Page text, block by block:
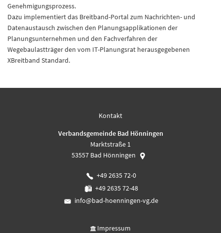
Genehmigungsprozess.
Dazu implementiert das Breitband-Portal zum Nachrichten- und
Datenaustausch zwischen den Planungsapplikationen der
Planungsunternehmen und den Fachverfahren der
Wegebaulastträger den vom IT-Planungsrat herausgegebenen
XBreitband Standard.
Kontakt
Verbandsgemeinde Bad Hönningen
Marktstraße 1
53557 Bad Hönningen
+49 2635 72-0
+49 2635 72-48
info@bad-hoenningen-vg.de
Impressum